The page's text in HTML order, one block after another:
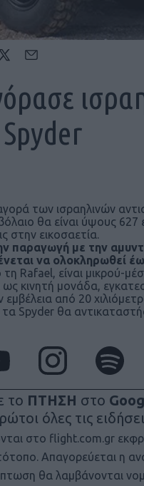
των ισραηλινών
θα είναι ύψους 627
στην εικοσαετία.
παραγωγή με την
να ολοκληρωθεί
Rafael, είναι μικρού-
κινητή μονάδα,
εμβέλεια από 20
τα Spyder θα
το ΠΤΗΣΗ στο
όλες τις
στο flight.com.gr
Απαγορεύεται η
θα λαμβάνονται